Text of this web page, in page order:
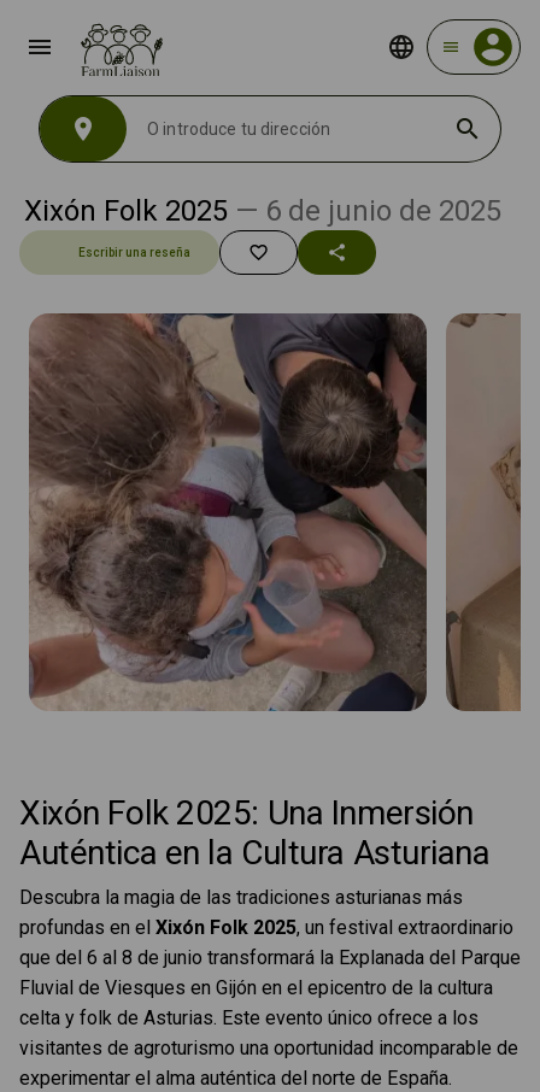
menu menu
location_on search
Xixón Folk 2025 — 6 de junio de 2025
Escribir una reseña favorite_border share
Xixón Folk 2025: Una Inmersión
Auténtica en la Cultura Asturiana
Descubra la magia de las tradiciones asturianas más
profundas en el Xixón Folk 2025, un festival extraordinario
que del 6 al 8 de junio transformará la Explanada del Parque
Fluvial de Viesques en Gijón en el epicentro de la cultura
celta y folk de Asturias. Este evento único ofrece a los
visitantes de agroturismo una oportunidad incomparable de
experimentar el alma auténtica del norte de España.